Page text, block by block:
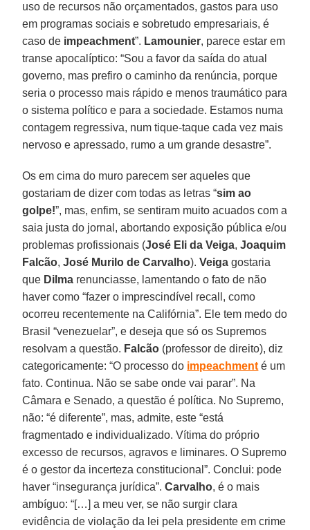
uso de recursos não orçamentados, gastos para uso
em programas sociais e sobretudo empresariais, é
caso de impeachment”. Lamounier, parece estar em
transe apocalíptico: “Sou a favor da saída do atual
governo, mas prefiro o caminho da renúncia, porque
seria o processo mais rápido e menos traumático para
o sistema político e para a sociedade. Estamos numa
contagem regressiva, num tique-taque cada vez mais
nervoso e apressado, rumo a um grande desastre”.
Os em cima do muro parecem ser aqueles que
gostariam de dizer com todas as letras “sim ao
golpe!”, mas, enfim, se sentiram muito acuados com a
saia justa do jornal, abortando exposição pública e/ou
problemas profissionais (José Eli da Veiga,Joaquim
Falcão,José Murilo de Carvalho).Veiga gostaria
que Dilma renunciasse, lamentando o fato de não
haver como “fazer o imprescindível recall, como
ocorreu recentemente na Califórnia”. Ele tem medo do
Brasil “venezuelar”, e deseja que só os Supremos
resolvam a questão. Falcão (professor de direito), diz
categoricamente: “O processo do impeachment é um
fato. Continua. Não se sabe onde vai parar”. Na
Câmara e Senado, a questão é política. No Supremo,
não: “é diferente”, mas, admite, este “está
fragmentado e individualizado. Vítima do próprio
excesso de recursos, agravos e liminares. O Supremo
é o gestor da incerteza constitucional”. Conclui: pode
haver “insegurança jurídica”.Carvalho, é o mais
ambíguo: “[…] a meu ver, se não surgir clara
evidência de violação da lei pela presidente em crime